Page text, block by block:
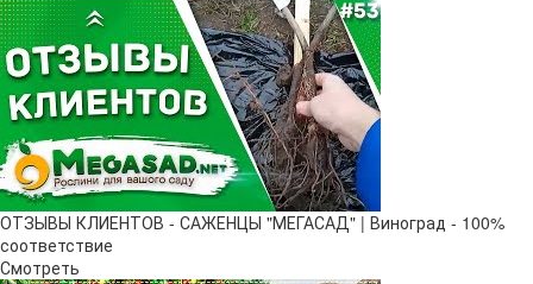
ОТЗЫВЫ КЛИЕНТОВ - САЖЕНЦЫ "МЕГАСАД" | Виноград - 100%
соответствие
Смотреть